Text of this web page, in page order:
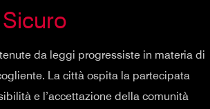
da leggi progressiste in materia di
La città ospita la partecipata
e l’accettazione della comunità